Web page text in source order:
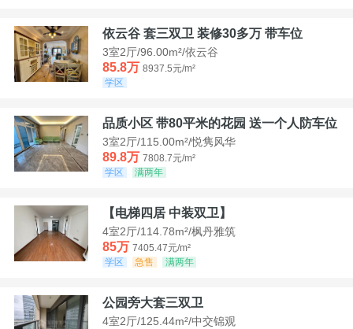
依云谷 套三双卫 装修30多万 带车位
3室2厅/96.00m²/依云谷
85.8万 8937.5元/m²
学区
品质小区 带80平米的花园 送一个人防车位
3室2厅/115.00m²/悦隽风华
89.8万 7808.7元/m²
学区
满两年
【电梯四居 中装双卫】
4室2厅/114.78m²/枫丹雅筑
85万 7405.47元/m²
学区
急售 满两年
公园旁大套三双卫
4室2厅/125.44m²/中交锦观